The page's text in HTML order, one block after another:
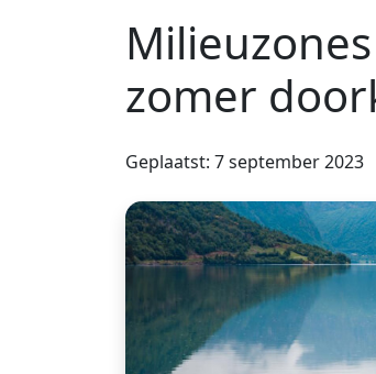
zomer
Geplaatst: 7 september 2023